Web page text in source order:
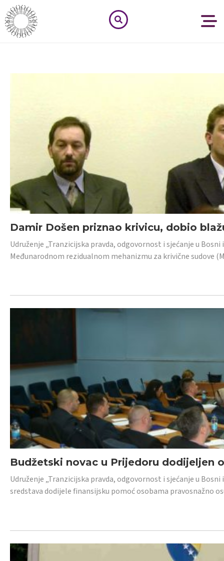
Damir Došen priznao krivicu, dobio
Udruženje „Tranzicijska pravda, odgovornost i sjećanje u
Međunarodnom rezidualnom mehanizmu za krivične sudove
Budžetski novac u Prijedoru dodijeljen
Udruženje „Tranzicijska pravda, odgovornost i sjećanje u
sredstava dodijele finansijsku pomoć osobama pravosnažno